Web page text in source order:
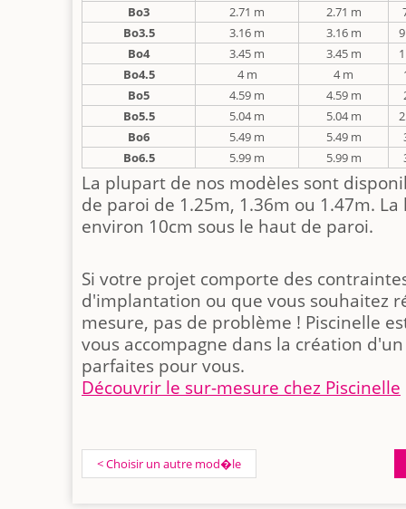
Bo3
2.71 m 2.71 m
Bo3.5
3.16 m 3.16 m
Bo4
3.45 m 3.45 m
Bo4.5
4 m 4 m
Bo5
4.59 m 4.59 m
Bo5.5
5.04 m 5.04 m
Bo6
5.49 m 5.49 m
Bo6.5
5.99 m 5.99 m
La plupart de nos modèles sont
de paroi de 1.25m, 1.36m ou 1.47m.
environ 10cm sous le haut de paroi.
Si votre projet comporte des
d'implantation ou que vous souhaitez
mesure, pas de problème ! Piscinelle
vous accompagne dans la création
parfaites pour vous.
Découvrir le sur-mesure chez Piscinelle
< Choisir un autre mod�le